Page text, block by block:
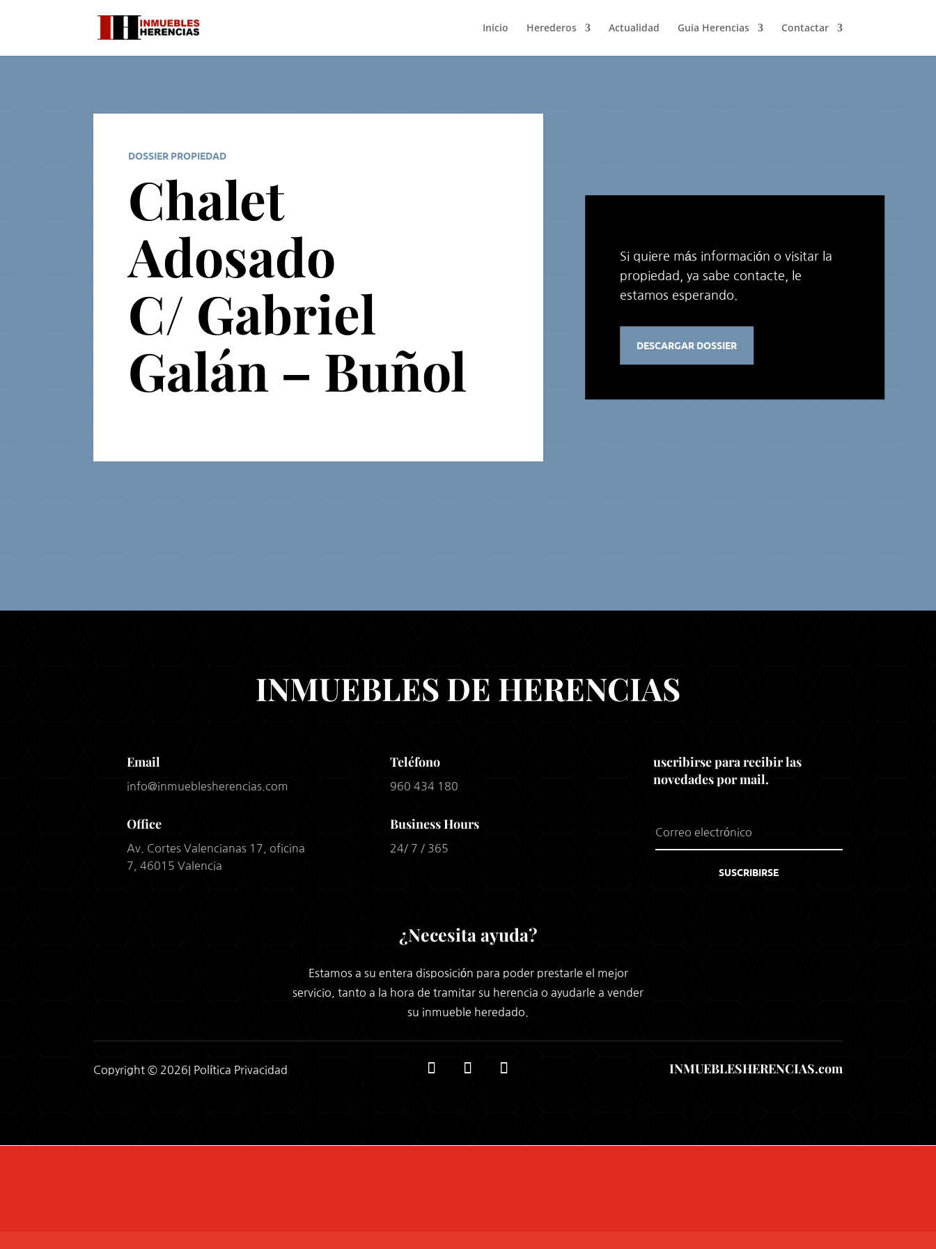
Inicio Herederos Actualidad Guia Herencias Contactar
DOSSIER PROPIEDAD
Chalet
Adosado
C/ Gabriel
Galán – Buñol
Si quiere más información o visitar la
propiedad, ya sabe contacte, le
estamos esperando.
DESCARGAR DOSSIER
INMUEBLES DE HERENCIAS
Email
info@inmueblesherencias.com
Office
Av. Cortes Valencianas 17, oficina
7, 46015 Valencia
Teléfono
960 434 180
Business Hours
24/ 7 / 365
uscribirse para recibir las
novedades por mail.
SUSCRIBIRSE
¿Necesita ayuda?
Estamos a su entera disposición para poder prestarle el mejor
servicio, tanto a la hora de tramitar su herencia o ayudarle a vender
su inmueble heredado.
Copyright © 2026| Política Privacidad INMUEBLESHERENCIAS.com